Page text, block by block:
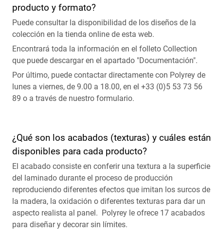
producto y formato?
Puede consultar la disponibilidad de los diseños de la
colección en la tienda online de esta web.
Encontrará toda la información en el folleto Collection
que puede descargar en el apartado "Documentación".
Por último, puede contactar directamente con Polyrey de
lunes a viernes, de 9.00 a 18.00, en el +33 (0)5 53 73 56
89 o a través de nuestro formulario.
¿Qué son los acabados (texturas) y cuáles están
disponibles para cada producto?
El acabado consiste en conferir una textura a la superficie
del laminado durante el proceso de producción
reproduciendo diferentes efectos que imitan los surcos de
la madera, la oxidación o diferentes texturas para dar un
aspecto realista al panel. Polyrey le ofrece 17 acabados
para diseñar y decorar sin límites.